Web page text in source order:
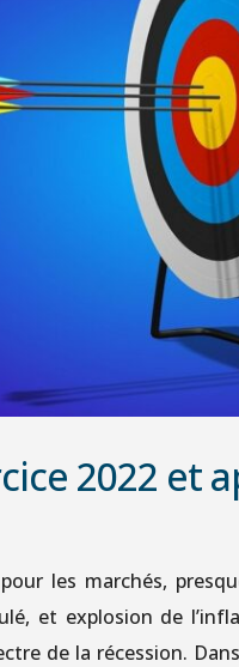
2022 et
les marchés,
et explosion de
de la récession.